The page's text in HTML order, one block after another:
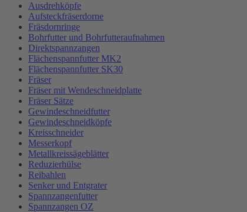
Ausdrehköpfe
Aufsteckfräserdorne
Fräsdornringe
Bohrfutter und Bohrfutteraufnahmen
Direktspannzangen
Flächenspannfutter MK2
Flächenspannfutter SK30
Fräser
Fräser mit Wendeschneidplatte
Fräser Sätze
Gewindeschneidfutter
Gewindeschneidköpfe
Kreisschneider
Messerkopf
Metallkreissägeblätter
Reduzierhülse
Reibahlen
Senker und Entgrater
Spannzangenfutter
Spannzangen OZ